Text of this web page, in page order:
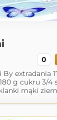
0
extradania
g cukru 3/4
mąki